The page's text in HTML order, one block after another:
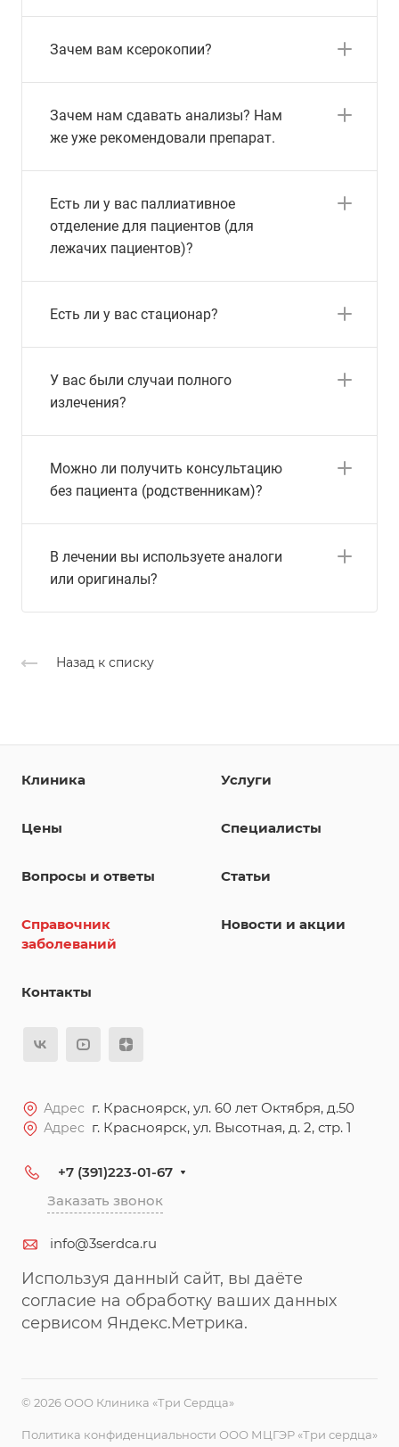
Зачем вам ксерокопии?
Зачем нам сдавать анализы? Нам
же уже рекомендовали препарат.
Есть ли у вас паллиативное
отделение для пациентов (для
лежачих пациентов)?
Есть ли у вас стационар?
У вас были случаи полного
излечения?
Можно ли получить консультацию
без пациента (родственникам)?
В лечении вы используете аналоги
или оригиналы?
Назад к списку
Клиника Услуги
Цены Специалисты
Вопросы и ответы Статьи
Справочник
заболеваний
Новости и акции
Контакты
Адрес г. Красноярск, ул. 60 лет Октября, д.50
Адрес г. Красноярск, ул. Высотная, д. 2, стр. 1
+7 (391)223-01-67
Заказать звонок
info@3serdca.ru
Используя данный сайт, вы даёте
согласие на обработку ваших данных
сервисом Яндекс.Метрика.
© 2026 ООО Клиника «Три Сердца»
Политика конфиденциальности ООО МЦГЭР «Три сердца»